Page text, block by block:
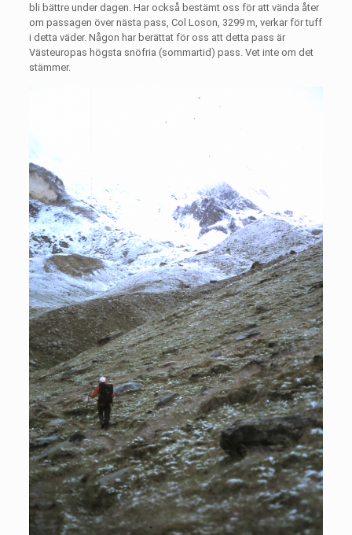
bli bättre under dagen. Har också bestämt oss för att vända åter
om passagen över nästa pass, Col Loson, 3299 m, verkar för tuff
i detta väder. Någon har berättat för oss att detta pass är
Västeuropas högsta snöfria (sommartid) pass. Vet inte om det
stämmer.